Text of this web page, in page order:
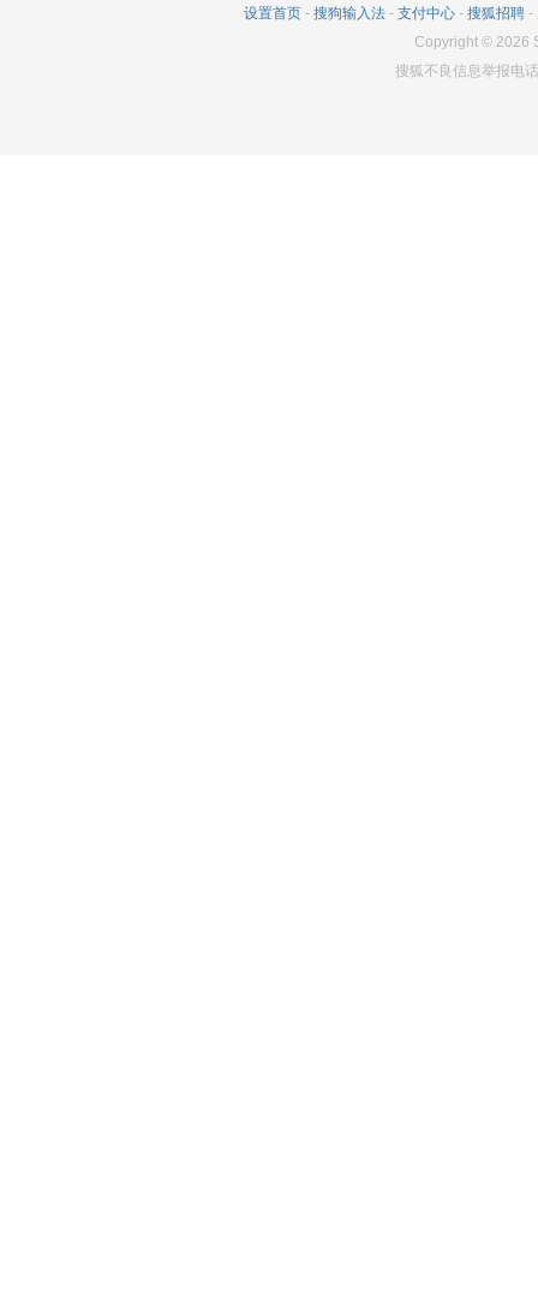
设置首页 - 搜狗输入法 - 支付中心 - 搜狐招聘 -
Copyright © 2026
搜狐不良信息举报电